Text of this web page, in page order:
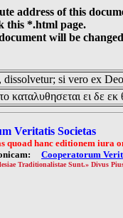
address of this
this *.html page.
will be
si vero ex
ει δε εκ
Veritatis Societas
quoad hanc editionem iura
Cooperatorum
Traditionalistae Sunt.» Divus